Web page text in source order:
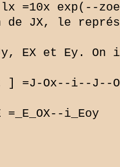
=10x exp(--
de JX, le
EX et Ey. On
] =J-Ox--i--J--
i_Eoy